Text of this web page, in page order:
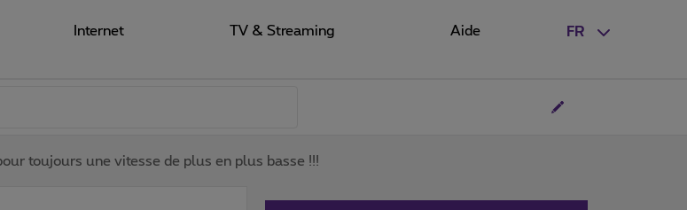
FR
Internet TV & Streaming Aide
toujours une vitesse de plus en plus basse !!!